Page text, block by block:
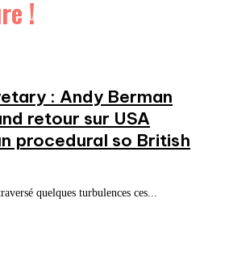
!
: Andy Berman
retour sur USA
procedural so British
quelques turbulences ces...